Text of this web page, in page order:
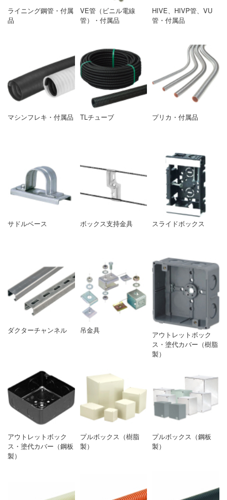
ライニング鋼管・付属
品
VE管（ビニル電線
管）・付属品
HIVE、HIVP管、VU
管・付属品
マシンフレキ・付属品 TLチューブ プリカ・付属品
サドルベース ボックス支持金具 スライドボックス
ダクターチャンネル 吊金具
アウトレットボック
ス・塗代カバー（樹脂
製）
アウトレットボック
ス・塗代カバー（鋼板
製）
プルボックス（樹脂
製）
プルボックス（鋼板
製）